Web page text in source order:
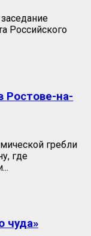
Российского
Ростове-на-
гребли
где
чуда»